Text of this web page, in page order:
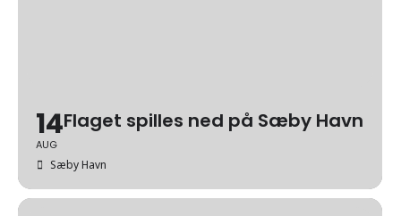
14
AUG
Flaget spilles ned på Sæby Havn
Sæby Havn